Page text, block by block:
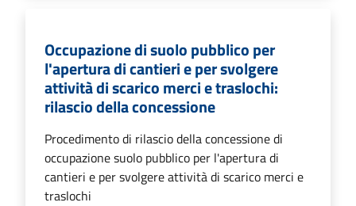
Occupazione di suolo pubblico per
l'apertura di cantieri e per svolgere
attività di scarico merci e traslochi:
rilascio della concessione
Procedimento di rilascio della concessione di
occupazione suolo pubblico per l'apertura di
cantieri e per svolgere attività di scarico merci e
traslochi